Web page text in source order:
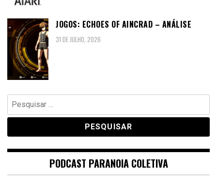
JOGOS: ECHOES OF AINCRAD – ANÁLISE
31 DE JULHO, 2026
Pesquisar
por:
PODCAST PARANOIA COLETIVA